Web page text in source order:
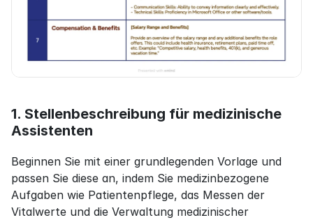
1. Stellenbeschreibung für medizinische
Assistenten
Beginnen Sie mit einer grundlegenden Vorlage und
passen Sie diese an, indem Sie medizinbezogene
Aufgaben wie Patientenpflege, das Messen der
Vitalwerte und die Verwaltung medizinischer